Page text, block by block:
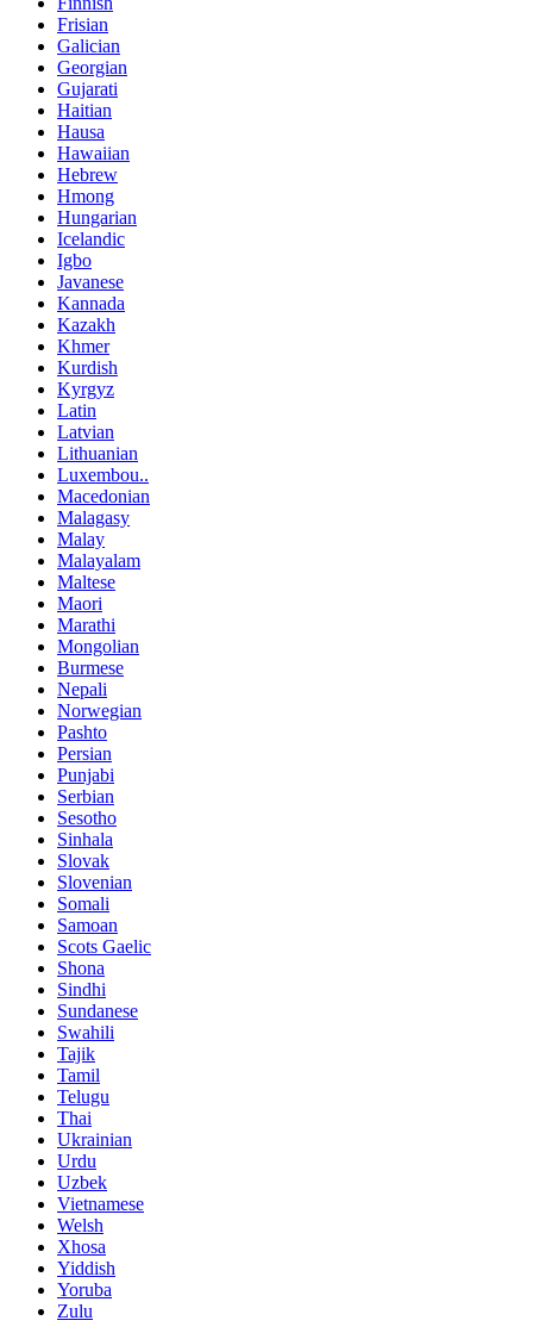
Frisian
Galician
Georgian
Gujarati
Haitian
Hausa
Hawaiian
Hebrew
Hmong
Hungarian
Icelandic
Igbo
Javanese
Kannada
Kazakh
Khmer
Kurdish
Kyrgyz
Latin
Latvian
Lithuanian
Luxembou..
Macedonian
Malagasy
Malay
Malayalam
Maltese
Maori
Marathi
Mongolian
Burmese
Nepali
Norwegian
Pashto
Persian
Punjabi
Serbian
Sesotho
Sinhala
Slovak
Slovenian
Somali
Samoan
Scots Gaelic
Shona
Sindhi
Sundanese
Swahili
Tajik
Tamil
Telugu
Thai
Ukrainian
Urdu
Uzbek
Vietnamese
Welsh
Xhosa
Yiddish
Yoruba
Zulu